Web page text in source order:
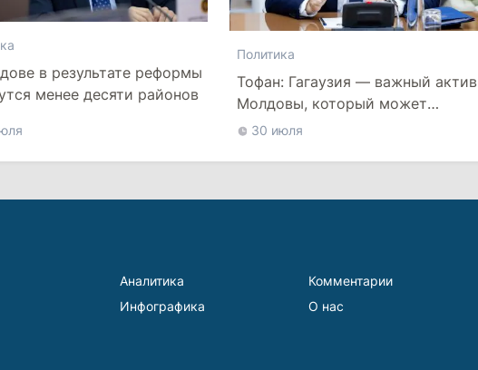
в результате реформы
менее десяти районов
Политика
Тофан: Гагаузия — важный актив
Молдовы, который может
наладить мосты с Турцией
30 июля
Аналитика
Комментарии
Инфографика О нас